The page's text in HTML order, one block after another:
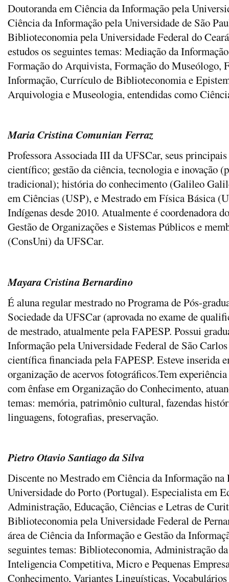
Doutoranda em Ciência da Informação pela
Ciência da Informação pela Universidade de São
Biblioteconomia pela Universidade Federal do
estudos os seguintes temas: Mediação da
Formação do Arquivista, Formação do Museólogo,
Informação, Currículo de Biblioteconomia e
Arquivologia e Museologia, entendidas como
Maria Cristina Comunian Ferraz
Professora Associada III da UFSCar, seus
científico; gestão da ciência, tecnologia e inovação
tradicional); história do conhecimento (Galileo
em Ciências (USP), eMestrado em Física Básica
Indígenas desde 2010. Atualmente é coordenadora
Gestão de Organizações e Sistemas Públicos e
(ConsUni) da UFSCar.
Mayara Cristina Bernardino
É aluna regular mestrado no Programa de Pós-
Sociedade da UFSCar (aprovada no exame de
de mestrado, atualmente pela FAPESP. Possui
Informação pela Universidade Federal de São
científica financiada pela FAPESP. Esteve inserida
organização de acervos fotográficos.Tem
com ênfase em Organização do Conhecimento,
temas: memória, patrimônio cultural, fazendas
linguagens, fotografias, preservação.
Pietro Otavio Santiago da Silva
Discente no Mestrado em Ciência da Informação na
Universidade do Porto (Portugal). Especialista em
Administração, Educação, Ciências e Letras de
Biblioteconomia pela Universidade Federal de
área de Ciência da Informação e Gestão da
seguintes temas: Biblioteconomia, Administração
Inteligencia Competitiva, Micro e Pequenas
Conhecimento, Variantes Linguísticas,